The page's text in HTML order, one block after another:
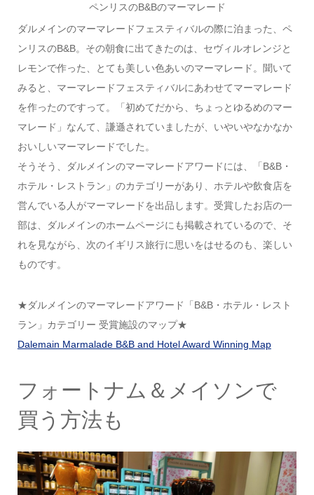
ペンリスのB&Bのマーマレード
ダルメインのマーマレードフェスティバルの際に泊まった、ペ
ンリスのB&B。その朝食に出てきたのは、セヴィルオレンジと
レモンで作った、とても美しい色あいのマーマレード。聞いて
みると、マーマレードフェスティバルにあわせてマーマレード
を作ったのですって。「初めてだから、ちょっとゆるめのマー
マレード」なんて、謙遜されていましたが、いやいやなかなか
おいしいマーマレードでした。
そうそう、ダルメインのマーマレードアワードには、「B&B・
ホテル・レストラン」のカテゴリーがあり、ホテルや飲食店を
営んでいる人がマーマレードを出品します。受賞したお店の一
部は、ダルメインのホームページにも掲載されているので、そ
れを見ながら、次のイギリス旅行に思いをはせるのも、楽しい
ものです。
★ダルメインのマーマレードアワード「B&B・ホテル・レスト
ラン」カテゴリー 受賞施設のマップ★
Dalemain Marmalade B&B and Hotel Award Winning Map
フォートナム＆メイソンで
買う方法も